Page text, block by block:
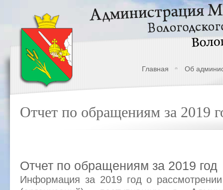
Главная Об
Отчет по обращениям за 2019
Отчет по обращениям за 2019 год
Информация за 2019 год о